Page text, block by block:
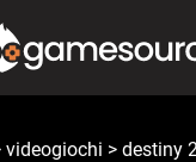
videogiochi > destiny